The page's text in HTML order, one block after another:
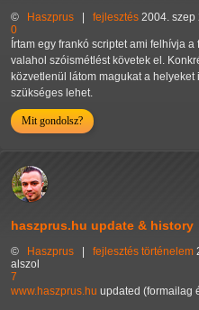
© Haszprus fejlesztés 2004. szep
0
Írtam egy frankó scriptet ami felhívja
valahol szóismétlést követek el.
közvetlenül látom magukat a
szükséges lehet.
Mit gondolsz?
haszprus.hu update & history
© Haszprus fejlesztés történelem
alszol
7
www.haszprus.hu updated (formailag